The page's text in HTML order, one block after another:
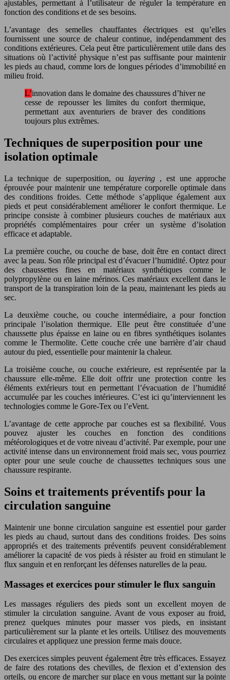
ajustables, permettant à l’utilisateur de réguler la température en
fonction des conditions et de ses besoins.
L’avantage des semelles chauffantes électriques est qu’elles
fournissent une source de chaleur continue, indépendamment des
conditions extérieures. Cela peut être particulièrement utile dans des
situations où l’activité physique n’est pas suffisante pour maintenir
les pieds au chaud, comme lors de longues périodes d’immobilité en
milieu froid.
L’innovation dans le domaine des chaussures d’hiver ne
cesse de repousser les limites du confort thermique,
permettant aux aventuriers de braver des conditions
toujours plus extrêmes.
Techniques de superposition pour une
isolation optimale
La technique de superposition, ou layering , est une approche
éprouvée pour maintenir une température corporelle optimale dans
des conditions froides. Cette méthode s’applique également aux
pieds et peut considérablement améliorer le confort thermique. Le
principe consiste à combiner plusieurs couches de matériaux aux
propriétés complémentaires pour créer un système d’isolation
efficace et adaptable.
La première couche, ou couche de base, doit être en contact direct
avec la peau. Son rôle principal est d’évacuer l’humidité. Optez pour
des chaussettes fines en matériaux synthétiques comme le
polypropylène ou en laine mérinos. Ces matériaux excellent dans le
transport de la transpiration loin de la peau, maintenant les pieds au
sec.
La deuxième couche, ou couche intermédiaire, a pour fonction
principale l’isolation thermique. Elle peut être constituée d’une
chaussette plus épaisse en laine ou en fibres synthétiques isolantes
comme le Thermolite. Cette couche crée une barrière d’air chaud
autour du pied, essentielle pour maintenir la chaleur.
La troisième couche, ou couche extérieure, est représentée par la
chaussure elle-même. Elle doit offrir une protection contre les
éléments extérieurs tout en permettant l’évacuation de l’humidité
accumulée par les couches intérieures. C’est ici qu’interviennent les
technologies comme le Gore-Tex ou l’eVent.
L’avantage de cette approche par couches est sa flexibilité. Vous
pouvez ajuster les couches en fonction des conditions
météorologiques et de votre niveau d’activité. Par exemple, pour une
activité intense dans un environnement froid mais sec, vous pourriez
opter pour une seule couche de chaussettes techniques sous une
chaussure respirante.
Soins et traitements préventifs pour la
circulation sanguine
Maintenir une bonne circulation sanguine est essentiel pour garder
les pieds au chaud, surtout dans des conditions froides. Des soins
appropriés et des traitements préventifs peuvent considérablement
améliorer la capacité de vos pieds à résister au froid en stimulant le
flux sanguin et en renforçant les défenses naturelles de la peau.
Massages et exercices pour stimuler le flux sanguin
Les massages réguliers des pieds sont un excellent moyen de
stimuler la circulation sanguine. Avant de vous exposer au froid,
prenez quelques minutes pour masser vos pieds, en insistant
particulièrement sur la plante et les orteils. Utilisez des mouvements
circulaires et appliquez une pression ferme mais douce.
Des exercices simples peuvent également être très efficaces. Essayez
de faire des rotations des chevilles, de flexion et d’extension des
orteils, ou encore de marcher sur place en vous mettant sur la pointe